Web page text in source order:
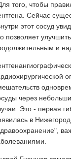
того, чтобы
Сейчас
этот сосуд
позволяет
и
через
Это - первая
в